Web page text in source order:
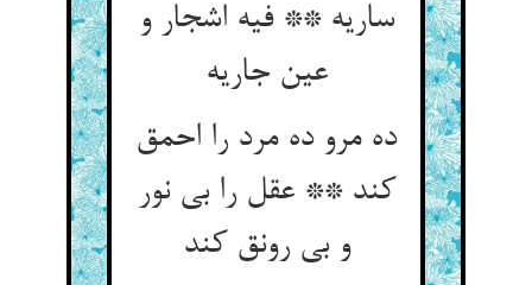
ساریه ** فیه اشجار و
عین جاریه
ده مرو ده مرد را احمق
کند ** عقل را بی نور
و بی رونق کند